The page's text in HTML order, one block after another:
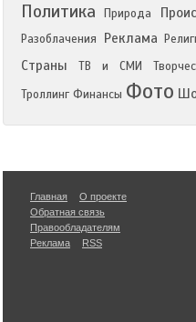
Политика Природа
Разоблачения
Реклама
Страны
ТВ и СМИ
Троллинг Финансы Фото
Главная
О проекте
Обратная связь
Правообладателям
Реклама
RSS